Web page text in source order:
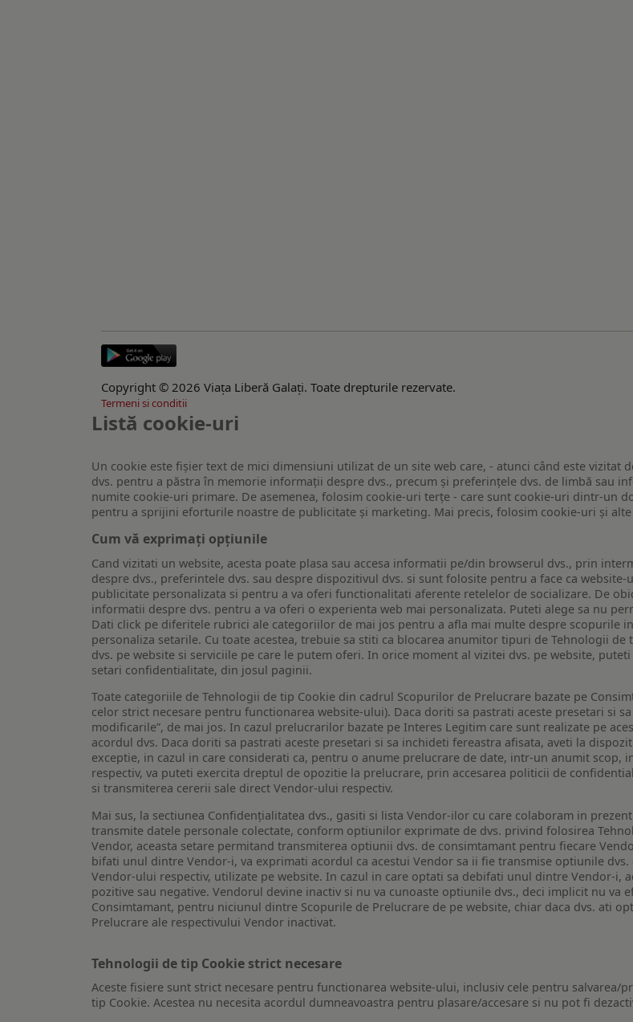
Copyright © 2026 Viaţa Liberă Galaţi. Toate drepturile rezervate.
Termeni si conditii
Listă cookie-uri
Un cookie este fişier text de mici dimensiuni utilizat de un site web care, - atunci când este
dvs. pentru a păstra în memorie informații despre dvs., precum și preferințele dvs. de limbă sau
numite cookie-uri primare. De asemenea, folosim cookie-uri terțe - care sunt cookie-uri dintr-un
pentru a sprijini eforturile noastre de publicitate și marketing. Mai precis, folosim cookie-uri și
Cum vă exprimați opțiunile
Cand vizitati un website, acesta poate plasa sau accesa informatii pe/din browserul dvs., prin
despre dvs., preferintele dvs. sau despre dispozitivul dvs. si sunt folosite pentru a face ca
publicitate personalizata si pentru a va oferi functionalitati aferente retelelor de socializare. De
informatii despre dvs. pentru a va oferi o experienta web mai personalizata. Puteti alege sa nu
Dati click pe diferitele rubrici ale categoriilor de mai jos pentru a afla mai multe despre scopurile
personaliza setarile. Cu toate acestea, trebuie sa stiti ca blocarea anumitor tipuri de Tehnologii
dvs. pe website si serviciile pe care le putem oferi. In orice moment al vizitei dvs. pe website,
setari confidentialitate, din josul paginii.
Toate categoriile de Tehnologii de tip Cookie din cadrul Scopurilor de Prelucrare bazate pe
celor strict necesare pentru functionarea website-ului). Daca doriti sa pastrati aceste presetari si
modificarile”, de mai jos. In cazul prelucrarilor bazate pe Interes Legitim care sunt realizate pe
acordul dvs. Daca doriti sa pastrati aceste presetari si sa inchideti fereastra afisata, aveti la
exceptie, in cazul in care considerati ca, pentru o anume prelucrare de date, intr-un anumit scop,
respectiv, va puteti exercita dreptul de opozitie la prelucrare, prin accesarea politicii de
si transmiterea cererii sale direct Vendor-ului respectiv.
Mai sus, la sectiunea Confidențialitatea dvs., gasiti si lista Vendor-ilor cu care colaboram in
transmite datele personale colectate, conform optiunilor exprimate de dvs. privind folosirea
Vendor, aceasta setare permitand transmiterea optiunii dvs. de consimtamant pentru fiecare
bifati unul dintre Vendor-i, va exprimati acordul ca acestui Vendor sa ii fie transmise optiunile
Vendor-ului respectiv, utilizate pe website. In cazul in care optati sa debifati unul dintre Vendor-i,
pozitive sau negative. Vendorul devine inactiv si nu va cunoaste optiunile dvs., deci implicit nu va
Consimtamant, pentru niciunul dintre Scopurile de Prelucrare de pe website, chiar daca dvs. ati
Prelucrare ale respectivului Vendor inactivat.
Tehnologii de tip Cookie strict necesare
Aceste fisiere sunt strict necesare pentru functionarea website-ului, inclusiv cele pentru
tip Cookie. Acestea nu necesita acordul dumneavoastra pentru plasare/accesare si nu pot fi